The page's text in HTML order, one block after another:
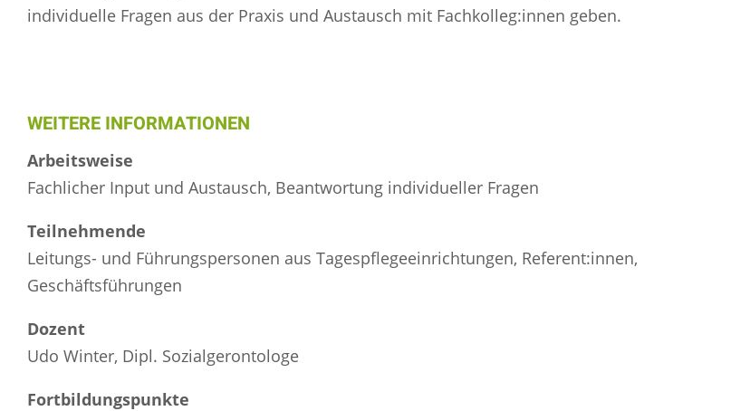
individuelle Fragen aus der Praxis und Austausch mit Fachkolleg:innen geben.
WEITERE INFORMATIONEN
Arbeitsweise
Fachlicher Input und Austausch, Beantwortung individueller Fragen
Teilnehmende
Leitungs- und Führungspersonen aus Tagespflegeeinrichtungen, Referent:innen,
Geschäftsführungen
Dozent
Udo Winter, Dipl. Sozialgerontologe
Fortbildungspunkte